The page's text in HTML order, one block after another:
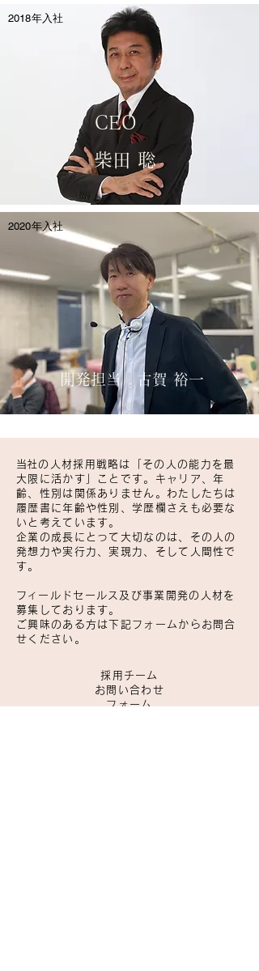
2018年入社
CEO
柴田 聡
2020年入社
開発担当 古賀 裕一
​当社の人材採用戦略は「その人の能力を最
大限に活かす」ことです。キャリア、年
齢、性別は関係ありません。わたしたちは
履歴書に年齢や性別、学歴欄さえも必要な
いと考えています。
企業の成長にとって大切なのは、その人の
発想力や実行力、実現力、そして人間性で
す。
​フィールドセールス及び事業開発の人材を
募集しております。
ご興味のある方は下記フォームからお問合
せください。
採用チーム
お問い合わせ
フォーム